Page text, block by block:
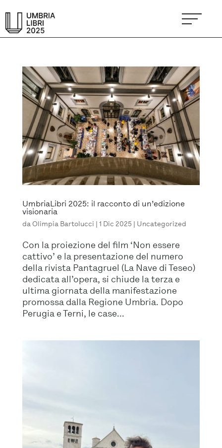
UmbriaLibri 2025: il racconto di un’edizione
visionaria
da Olimpia Bartolucci | 1 Dic 2025 | Uncategorized
Con la proiezione del film ‘Non essere
cattivo’ e la presentazione del numero
della rivista Pantagruel (La Nave di Teseo)
dedicata all’opera, si chiude la terza e
ultima giornata della manifestazione
promossa dalla Regione Umbria. Dopo
Perugia e Terni, le case...